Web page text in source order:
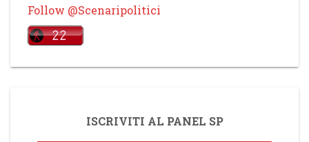
Follow @Scenaripolitici
ISCRIVITI AL PANEL SP